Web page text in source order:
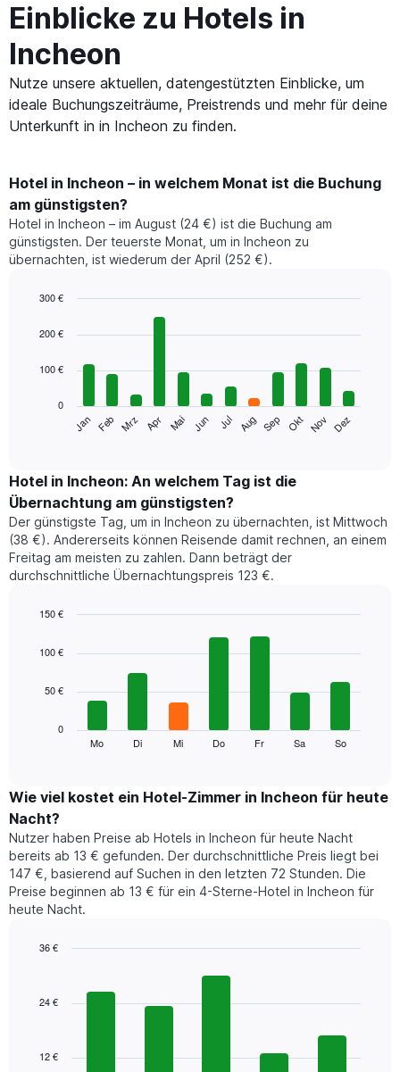
Einblicke zu Hotels in
Incheon
Nutze unsere aktuellen, datengestützten Einblicke, um
ideale Buchungszeiträume, Preistrends und mehr für deine
Unterkunft in in Incheon zu finden.
Hotel in Incheon – in welchem Monat ist die Buchung
am günstigsten?
Hotel in Incheon – im August (24 €) ist die Buchung am
günstigsten. Der teuerste Monat, um in Incheon zu
übernachten, ist wiederum der April (252 €).
chart
bars.
folgende
den
durchschnittlichen
Zimmerpreis
im
jeweiligen
Monat
an.
Diagramm
die
Monate
hat
1
Y-
Achse,
die
den
durchschnittlichen
Zimmerpreis
graphic.
Jan Feb Mrz Apr Mai Jun Jul Aug Sep Okt Nov Dez
0
100 €
200 €
300 €
Hotel in Incheon: An welchem Tag ist die
Übernachtung am günstigsten?
Der günstigste Tag, um in Incheon zu übernachten, ist Mittwoch
(38 €). Andererseits können Reisende damit rechnen, an einem
Freitag am meisten zu zahlen. Dann beträgt der
durchschnittliche Übernachtungspreis 123 €.
chart
bars.
den
durchschnittlichen
Preis
eines
Zimmers
für
den
jeweiligen
Das
die
Mo Di Mi Do Fr Sa So
0
50 €
100 €
150 €
Wie viel kostet ein Hotel-Zimmer in Incheon für heute
Nacht?
Nutzer haben Preise ab Hotels in Incheon für heute Nacht
bereits ab 13 € gefunden. Der durchschnittliche Preis liegt bei
147 €, basierend auf Suchen in den letzten 72 Stunden. Die
Preise beginnen ab 13 € für ein 4-Sterne-Hotel in Incheon für
heute Nacht.
with
Das
12 €
24 €
36 €